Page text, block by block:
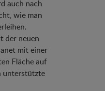
auch nach
wie man
der neuen
mit einer
Fläche auf
unterstützte